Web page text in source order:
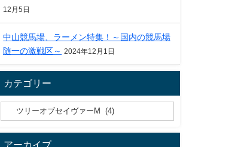
12月5日
中山競馬場、ラーメン特集！～国内の競馬場
随一の激戦区～ 2024年12月1日
カテゴリー
アーカイブ